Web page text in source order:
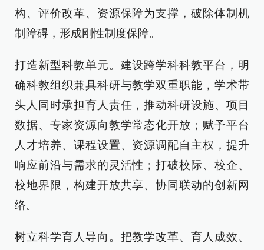
构、评价改革、资源保障为支撑，破除体制机
制障碍，形成刚性制度保障。
打造新型科教单元。建设跨学科科教平台，明
确科教组织兼具科研与教学双重职能，学术带
头人同时承担育人责任，推动科研设施、项目
数据、专家资源向教学常态化开放；赋予平台
人才培养、课程设置、资源调配自主权，提升
响应前沿与需求的灵活性；打破校际、校企、
校地界限，构建开放共享、协同联动的创新网
络。
树立科学育人导向。把教学改革、育人成效、